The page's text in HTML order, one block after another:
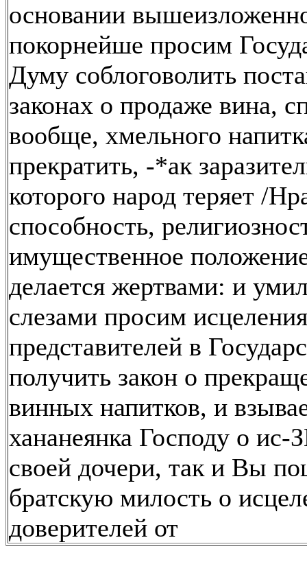
основании
покорнейше просим
Думу соблоговолить
законах о продаже вина,
вообще, хмельного
прекратить, -*ак
которого народ теряет /
способность,
имущественное
делается жертвами: и
слезами просим
представителей в
получить закон о
винных напитков, и
хананеянка Господу о ис-
своей дочери, так и Вы
братскую милость о
доверителей от